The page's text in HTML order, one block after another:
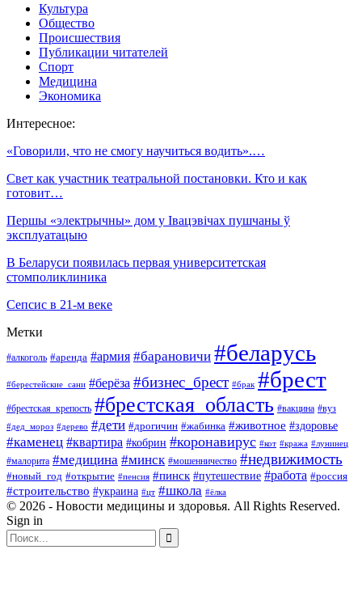
Культура
Общество
Происшествия
Публикации читателей
Спорт
Медицина
Экономика
Интересное:
«Говорили, что не смогу научиться водить».…
Свет как участник театральной постановки. Кто и как
готовит…
Першы «электрычны» дом у Івацэвічах пушчаны ў
эксплуатацыю
В Беларуси появилась первая университетская
стомполиклиника
Сепсис в 21-м веке
Метки
#алкоголь #аренда #армия #барановичи #беларусь
#берестейские_сани #берёза #бизнес_брест #брак #брест
#брестская_крепость #брестская_область #вакцина #вуз
#дед_мороз #дерево #дети #дрогичин #жабинка #животное #здоровье
#каменец #квартира #кобрин #коронавирус #кот #кража #лунинец
#малорита #медицина #минск #мошенничество #недвижимость
#новый_год #открытие #пенсия #пинск #путешествие #работа #россия
#строительство #украина #цт #школа #ёлка
© 2026 - Новости медицины и здоровья. All Rights Reserved.
Sign in